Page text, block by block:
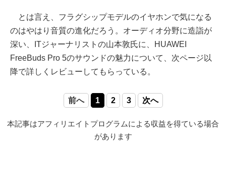
とは言え、フラグシップモデルのイヤホンで気になる
のはやはり音質の進化だろう。オーディオ分野に造詣が
深い、ITジャーナリストの山本敦氏に、HUAWEI
FreeBuds Pro 5のサウンドの魅力について、次ページ以
降で詳しくレビューしてもらっている。
前へ 1 2 3 次へ
本記事はアフィリエイトプログラムによる収益を得ている場合
があります